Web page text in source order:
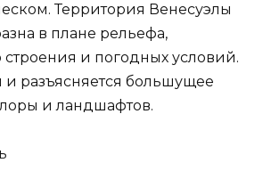
Территория Венесуэлы
в плане рельефа,
строения и погодных условий.
и разъясняется большущее
и ландшафтов.